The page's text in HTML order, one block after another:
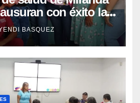
con éxito la
de la Lactancia
BASQUEZ